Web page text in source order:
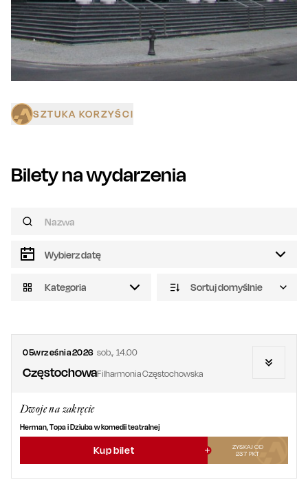
SZTUKA KORZYŚCI
Bilety na wydarzenia
Kategoria Sortuj domyślnie
05września2026 sob., 14.00
CzęstochowaFilharmonia Częstochowska
Dwoje na zakręcie
Herman, Topa i Dziuba w komedii teatralnej
Kup bilet
ZYSKAJ OD
237 PKT